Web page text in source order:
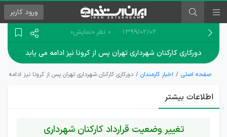
ورود کاربر
۱۳۹۹/۰۲/۰۲ 0 نظر «نمایش»
دورکاری کارکنان شهرداری تهران پس از کرونا نیز ادامه می یابد
صفحه اصلی اخبار کارمندان دورکاری کارکنان شهرداری تهران پس از کرونا نیز ادامه
اطلاعات بیشتر
تغییر وضعیت قرارداد کارکنان شهرداری